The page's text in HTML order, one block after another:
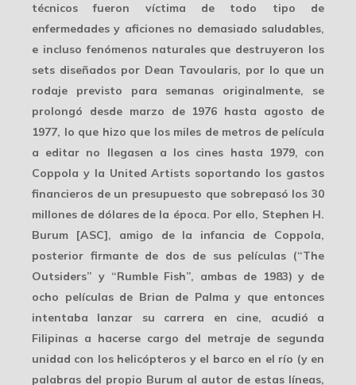
técnicos fueron víctima de todo tipo de
enfermedades y aficiones no demasiado saludables,
e incluso fenómenos naturales que destruyeron los
sets diseñados por Dean Tavoularis, por lo que un
rodaje previsto para semanas originalmente, se
prolongó desde marzo de 1976 hasta agosto de
1977, lo que hizo que los miles de metros de película
a editar no llegasen a los cines hasta 1979, con
Coppola y la United Artists soportando los gastos
financieros de un presupuesto que sobrepasó los 30
millones de dólares de la época. Por ello, Stephen H.
Burum [ASC], amigo de la infancia de Coppola,
posterior firmante de dos de sus películas (“The
Outsiders” y “Rumble Fish”, ambas de 1983) y de
ocho películas de Brian de Palma y que entonces
intentaba lanzar su carrera en cine, acudió a
Filipinas a hacerse cargo del metraje de segunda
unidad con los helicópteros y el barco en el río (y en
palabras del propio Burum al autor de estas líneas,